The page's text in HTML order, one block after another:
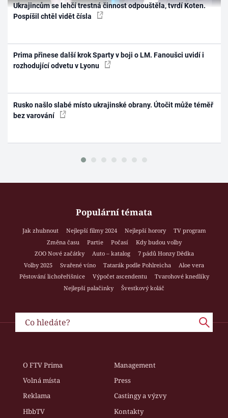
Ukrajincům se lehčí trestná činnost odpouštěla, tvrdí Koten.
Pospíšil chtěl vidět čísla
Prima přinese další krok Sparty v boji o LM. Fanoušci uvidí i
rozhodující odvetu v Lyonu
Rusko našlo slabé místo ukrajinské obrany. Útočit může téměř
bez varování
Populární témata
Jak zhubnout Nejlepší filmy 2024 Nejlepší horory
TV program
Změna času
Partie Počasí
Kdy budou volby
ZOO Nové začátky
Auto – katalog
7 pádů Honzy Dědka
Volby 2025
Svařené víno Tatarák podle Pohlreicha
Aloe vera
Pěstování lichořeřišnice
Výpočet ascendentu
Tvarohové knedlíky
Nejlepší palačinky
Švestkový koláč
O FTV Prima
Management
Volná místa
Press
Reklama
Castingy a výzvy
HbbTV
Kontakty